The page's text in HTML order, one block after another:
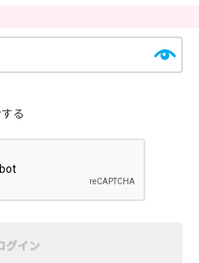
る
グイン